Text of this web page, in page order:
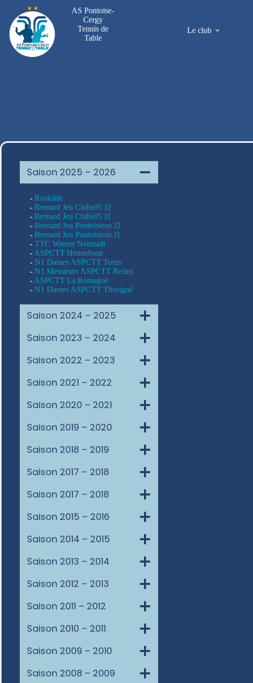
contenu
AS Pontoise-
Cergy
Tennis de
Table
Le club
Saison 2025 – 2026
- Roskilde
- Bernard Jeu Clubs95 J2
- Bernard Jeu Clubs95 J1
- Bernard Jeu Pontoisiens J2
- Bernard Jeu Pontoisiens J1
- TTC Wiener Neustadt
- ASPCTT Hennebont
- N1 Dames ASPCTT Tours
- N1 Messieurs ASPCTT Reims
- ASPCTT La Romagne
- N1 Dames ASPCTT Thorigné
Saison 2024 – 2025
Saison 2023 – 2024
Saison 2022 – 2023
Saison 2021 – 2022
Saison 2020 – 2021
Saison 2019 – 2020
Saison 2018 – 2019
Saison 2017 – 2018
Saison 2017 – 2018
Saison 2015 – 2016
Saison 2014 – 2015
Saison 2013 – 2014
Saison 2012 – 2013
Saison 2011 – 2012
Saison 2010 – 2011
Saison 2009 – 2010
Saison 2008 – 2009